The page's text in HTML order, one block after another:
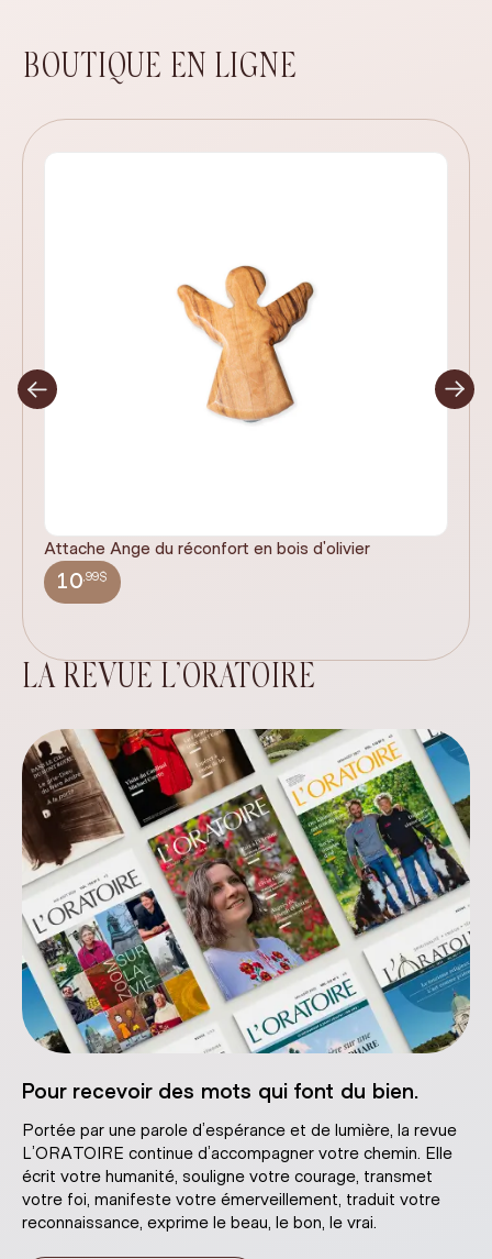
BOUTIQUE EN LIGNE
Attache Ange du réconfort en bois d'olivier
10,99$
LA REVUE L’ORATOIRE
Pour recevoir des mots qui font du bien.
Portée par une parole d’espérance et de lumière, la revue
L’ORATOIRE continue d’accompagner votre chemin. Elle
écrit votre humanité, souligne votre courage, transmet
votre foi, manifeste votre émerveillement, traduit votre
reconnaissance, exprime le beau, le bon, le vrai.